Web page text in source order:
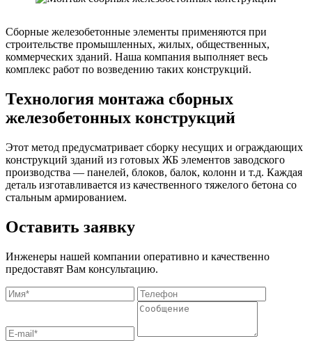
Сборные железобетонные элементы применяются при
строительстве промышленных, жилых, общественных,
коммерческих зданий. Наша компания выполняет весь
комплекс работ по возведению таких конструкций.
Технология монтажа сборных
железобетонных конструкций
Этот метод предусматривает сборку несущих и ограждающих
конструкций зданий из готовых ЖБ элементов заводского
производства — панелей, блоков, балок, колонн и т.д. Каждая
деталь изготавливается из качественного тяжелого бетона со
стальным армированием.
Оставить заявку
Инженеры нашей компании оперативно и качественно
предоставят Вам консультацию.